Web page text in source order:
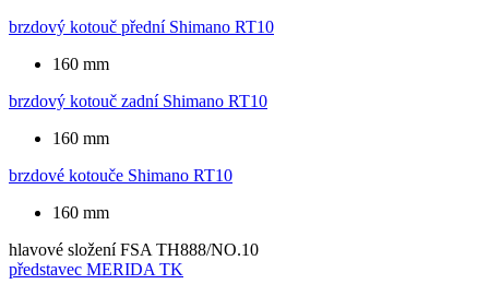
brzdový kotouč přední Shimano RT10
160 mm
brzdový kotouč zadní Shimano RT10
160 mm
brzdové kotouče Shimano RT10
160 mm
hlavové složení FSA TH888/NO.10
představec MERIDA TK